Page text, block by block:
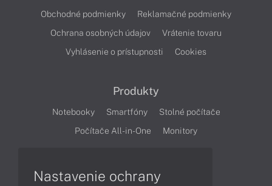
Obchodné podmienky
Reklamačné podmienky
Ochrana osobných údajov
Vrátenie tovaru
Vyhlásenie o prístupnosti
Cookies
Produkty
Notebooky Smartfóny
Stolné počítače
Počítače All-in-One
Monitory
Články
Nastavenie ochrany